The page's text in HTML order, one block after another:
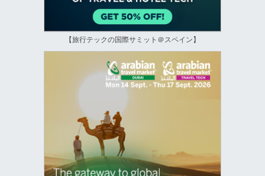
【旅行テックの国際サミット＠スペイン】